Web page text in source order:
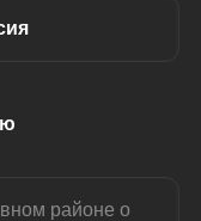
районе о